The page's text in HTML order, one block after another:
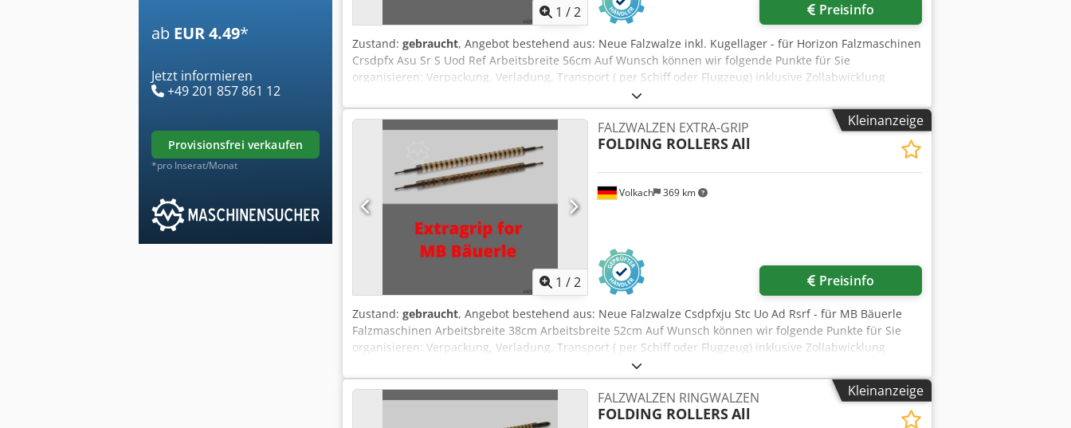
ab EUR 4.49*
Jetzt informieren
+49 201 857 861 12
provisionsfrei verkaufen
*pro Inserat/Monat
1 /2 Preisinfo
Zustand: gebraucht, Angebot bestehend aus: Neue Falzwalze inkl. Kugellager - für Horizon Falzmaschinen
Crsdpfx Asu Sr S Uod Ref Arbeitsbreite 56cm Auf Wunsch können wir folgende Punkte für Sie
organisieren: Verpackung, Verladung, Transport ( per Schiff oder Flugzeug) inklusive Zollabwicklung
Kleinanzeige
1 /2
Volkach 369 km
FALZWALZEN EXTRA-GRIP
FOLDING ROLLERSAll
Preisinfo
Zustand: gebraucht, Angebot bestehend aus: Neue Falzwalze Csdpfxju Stc Uo Ad Rsrf - für MB Bäuerle
Falzmaschinen Arbeitsbreite 38cm Arbeitsbreite 52cm Auf Wunsch können wir folgende Punkte für Sie
organisieren: Verpackung, Verladung, Transport ( per Schiff oder Flugzeug) inklusive Zollabwicklung
Kleinanzeige
FALZWALZEN RINGWALZEN
FOLDING ROLLERSAll